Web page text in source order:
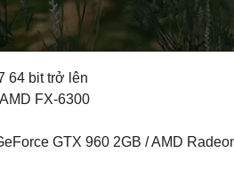
64 bit trở lên
FX-6300
GTX 960 2GB / AMD